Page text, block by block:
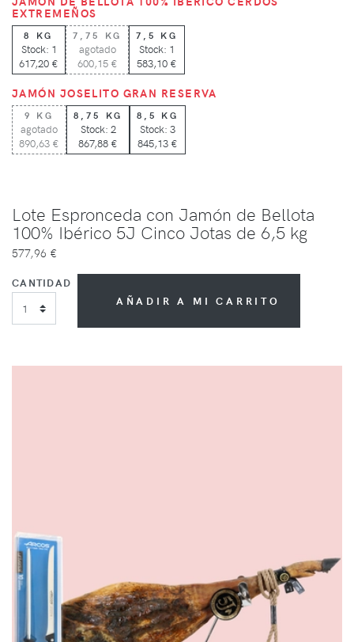
EXTREMEÑOS
8 KG
Stock: 1
617,20 €
7,75 KG
agotado
600,15 €
7,5 KG
Stock: 1
583,10 €
JAMÓN JOSELITO GRAN RESERVA
9 KG
agotado
890,63 €
8,75 KG
Stock: 2
867,88 €
8,5 KG
Stock: 3
845,13 €
Lote Espronceda con Jamón de Bellota
100% Ibérico 5J Cinco Jotas de 6,5 kg
577,96 €
CANTIDAD
AÑADIR A MI CARRITO